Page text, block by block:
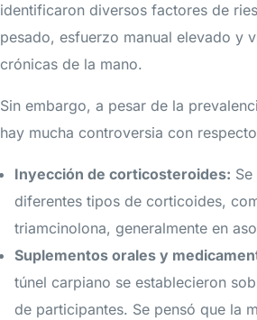
identificaron diversos factores de
pesado, esfuerzo manual elevado y
crónicas de la mano.
Sin embargo, a pesar de la
hay mucha controversia con
Inyección de corticosteroides:
diferentes tipos de corticoides,
triamcinolona, generalmente en
Suplementos orales y
túnel carpiano se establecieron
de participantes. Se pensó que la